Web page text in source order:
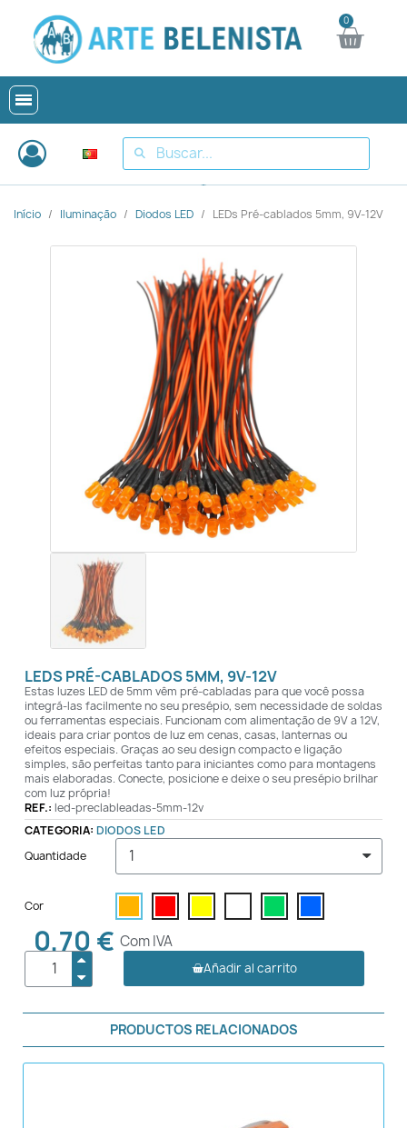
Início Iluminação Diodos LED LEDs Pré-cablados 5mm, 9V-12V
LEDS PRÉ-CABLADOS 5MM, 9V-12V
Estas luzes LED de 5mm vêm pré-cabladas para que você possa
integrá-las facilmente no seu presépio, sem necessidade de soldas
ou ferramentas especiais. Funcionam com alimentação de 9V a 12V,
ideais para criar pontos de luz em cenas, casas, lanternas ou
efeitos especiais. Graças ao seu design compacto e ligação
simples, são perfeitas tanto para iniciantes como para montagens
mais elaboradas. Conecte, posicione e deixe o seu presépio brilhar
com luz própria!
REF.: led-preclableadas-5mm-12v
CATEGORIA: DIODOS LED
Quantidade
Cor
0,70 € Com IVA
Añadir al carrito
PRODUCTOS RELACIONADOS